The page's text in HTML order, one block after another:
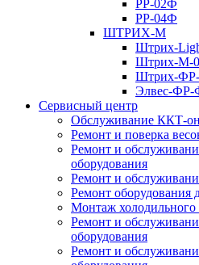
РР-02Ф
РР-04Ф
ШТРИХ-М
Штрих-
Штрих-М-
Штрих-
Элвес-ФР-
Сервисный центр
Обслуживание ККТ-
Ремонт и поверка
Ремонт и
оборудования
Ремонт и
Ремонт оборудования
Монтаж холодильного
Ремонт и
оборудования
Ремонт и